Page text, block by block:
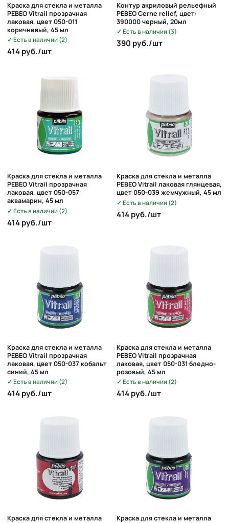
Краска для стекла и металла
PEBEO Vitrail прозрачная
лаковая, цвет 050-011
коричневый, 45 мл
Есть в наличии (2)
414 руб./шт
Контур акриловый рельефный
PEBEO Cerne relief, цвет:
390000 черный, 20мл
Есть в наличии (3)
390 руб./шт
Краска для стекла и металла
PEBEO Vitrail прозрачная
лаковая, цвет 050-057
аквамарин, 45 мл
Есть в наличии (2)
414 руб./шт
Краска для стекла и металла
PEBEO Vitrail лаковая глянцевая,
цвет 050-039 жемчужный, 45 мл
Есть в наличии (2)
414 руб./шт
Краска для стекла и металла
PEBEO Vitrail прозрачная
лаковая, цвет 050-037 кобальт
синий, 45 мл
Есть в наличии (2)
414 руб./шт
Краска для стекла и металла
PEBEO Vitrail прозрачная
лаковая, цвет 050-031 бледно-
розовый, 45 мл
Есть в наличии (2)
414 руб./шт
Краска для стекла и металла
Краска для стекла и металла